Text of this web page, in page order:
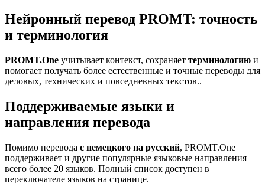
Нейронный перевод PROMT: точность
и терминология
PROMT.One учитывает контекст, сохраняет терминологию и
помогает получать более естественные и точные переводы для
деловых, технических и повседневных текстов..
Поддерживаемые языки и
направления перевода
Помимо перевода с немецкого на русский, PROMT.One
поддерживает и другие популярные языковые направления —
всего более 20 языков. Полный список доступен в
переключателе языков на странице.